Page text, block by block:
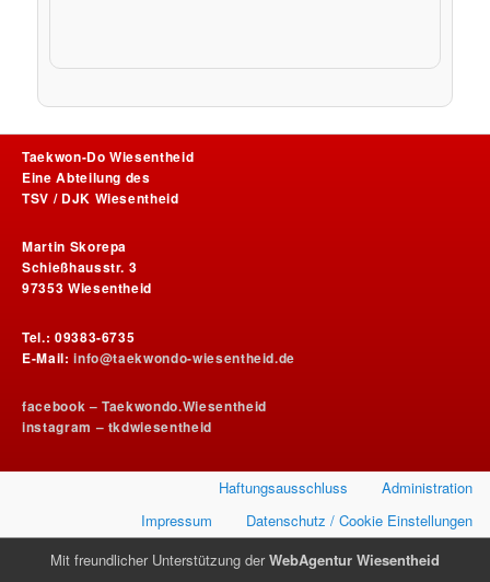
Taekwon-Do Wiesentheid
Eine Abteilung des
TSV / DJK Wiesentheid
Martin Skorepa
Schießhausstr. 3
97353 Wiesentheid
Tel.: 09383-6735
E-Mail:info@taekwondo-wiesentheid.de
facebook – Taekwondo.Wiesentheid
instagram – tkdwiesentheid
Administration
Haftungsausschluss
Datenschutz / Cookie Einstellungen
Impressum
Mit freundlicher Unterstützung derWebAgentur Wiesentheid